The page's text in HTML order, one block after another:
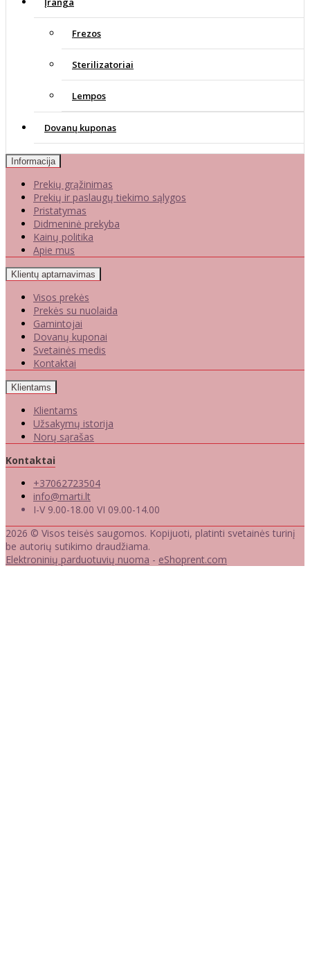
Frezos
Sterilizatoriai
Lempos
Dovanų kuponas
Informacija
Prekių grąžinimas
Prekių ir paslaugų tiekimo sąlygos
Pristatymas
Didmeninė prekyba
Kainų politika
Apie mus
Klientų aptarnavimas
Visos prekės
Prekės su nuolaida
Gamintojai
Dovanų kuponai
Svetainės medis
Kontaktai
Klientams
Klientams
Užsakymų istorija
Norų sąrašas
Kontaktai
+37062723504
info@marti.lt
I-V 9.00-18.00 VI 09.00-14.00
2026 © Visos teisės saugomos. Kopijuoti, platinti svetainės turinį
be autorių sutikimo draudžiama.
Elektroninių parduotuvių nuoma - eShoprent.com